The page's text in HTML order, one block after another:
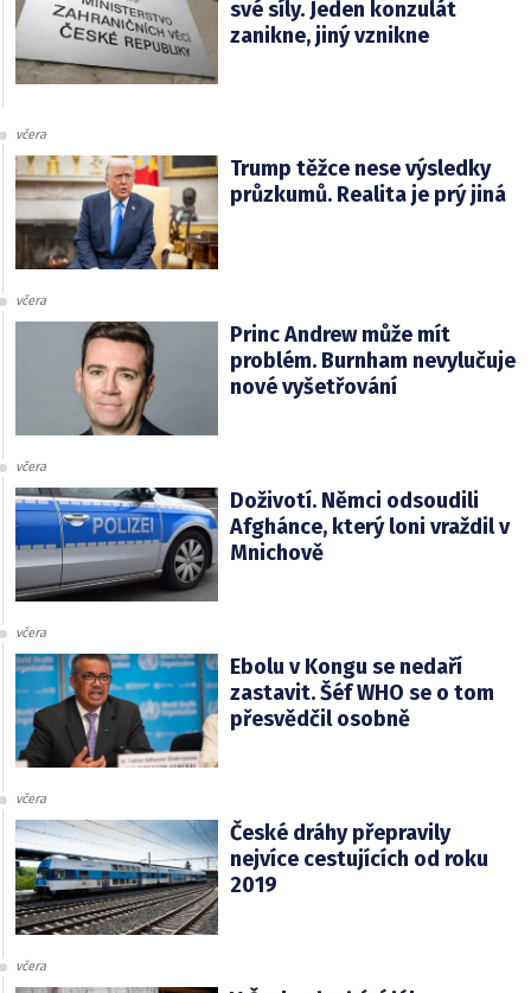
své síly. Jeden konzulát
zanikne, jiný vznikne
včera
Trump těžce nese výsledky
průzkumů. Realita je prý jiná
včera
Princ Andrew může mít
problém. Burnham nevylučuje
nové vyšetřování
včera
Doživotí. Němci odsoudili
Afghánce, který loni vraždil v
Mnichově
včera
Ebolu v Kongu se nedaří
zastavit. Šéf WHO se o tom
přesvědčil osobně
včera
České dráhy přepravily
nejvíce cestujících od roku
2019
včera